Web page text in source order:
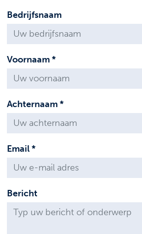
Bedrijfsnaam
Voornaam *
Achternaam *
Email *
Bericht